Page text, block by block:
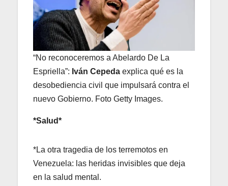
“No reconoceremos a Abelardo De La
Espriella”: Iván Cepeda explica qué es la
desobediencia civil que impulsará contra el
nuevo Gobierno. Foto Getty Images.
*Salud*
*La otra tragedia de los terremotos en
Venezuela: las heridas invisibles que deja
en la salud mental.